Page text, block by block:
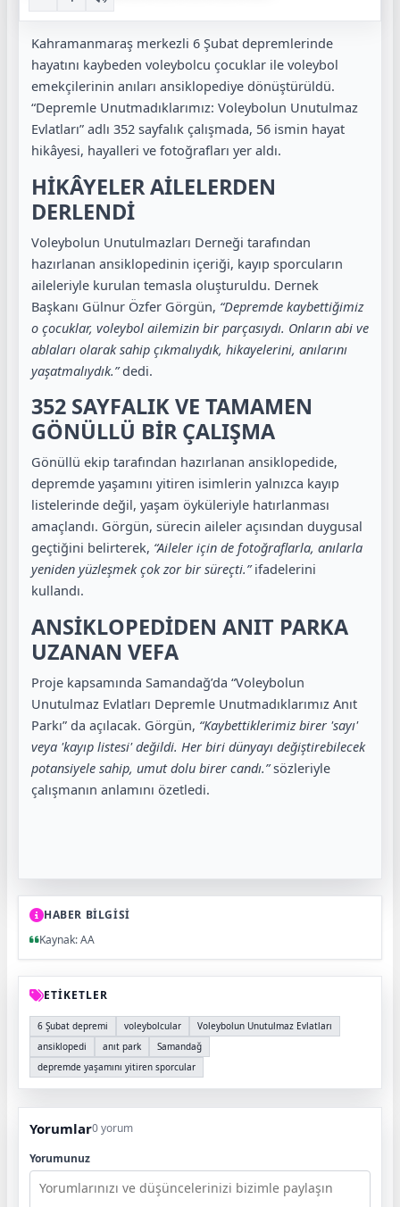
Kahramanmaraş merkezli 6 Şubat depremlerinde
hayatını kaybeden voleybolcu çocuklar ile voleybol
emekçilerinin anıları ansiklopediye dönüştürüldü.
“Depremle Unutmadıklarımız: Voleybolun Unutulmaz
Evlatları” adlı 352 sayfalık çalışmada, 56 ismin hayat
hikâyesi, hayalleri ve fotoğrafları yer aldı.
HİKÂYELER AİLELERDEN
DERLENDİ
Voleybolun Unutulmazları Derneği tarafından
hazırlanan ansiklopedinin içeriği, kayıp sporcuların
aileleriyle kurulan temasla oluşturuldu. Dernek
Başkanı Gülnur Özfer Görgün, “Depremde kaybettiğimiz
o çocuklar, voleybol ailemizin bir parçasıydı. Onların abi ve
ablaları olarak sahip çıkmalıydık, hikayelerini, anılarını
yaşatmalıydık.”dedi.
352 SAYFALIK VE TAMAMEN
GÖNÜLLÜ BİR ÇALIŞMA
Gönüllü ekip tarafından hazırlanan ansiklopedide,
depremde yaşamını yitiren isimlerin yalnızca kayıp
listelerinde değil, yaşam öyküleriyle hatırlanması
amaçlandı. Görgün, sürecin aileler açısından duygusal
geçtiğini belirterek, “Aileler için de fotoğraflarla, anılarla
yeniden yüzleşmek çok zor bir süreçti.”ifadelerini
kullandı.
ANSİKLOPEDİDEN ANIT PARKA
UZANAN VEFA
Proje kapsamında Samandağ’da “Voleybolun
Unutulmaz Evlatları Depremle Unutmadıklarımız Anıt
Parkı” da açılacak. Görgün, “Kaybettiklerimiz birer 'sayı'
veya 'kayıp listesi' değildi. Her biri dünyayı değiştirebilecek
potansiyele sahip, umut dolu birer candı.”sözleriyle
çalışmanın anlamını özetledi.
HABER BİLGİSİ
Kaynak: AA
ETİKETLER
6 Şubat depremi voleybolcular
Voleybolun Unutulmaz Evlatları
ansiklopedi
anıt park
Samandağ
depremde yaşamını yitiren sporcular
Yorumlar0 yorum
Yorumunuz